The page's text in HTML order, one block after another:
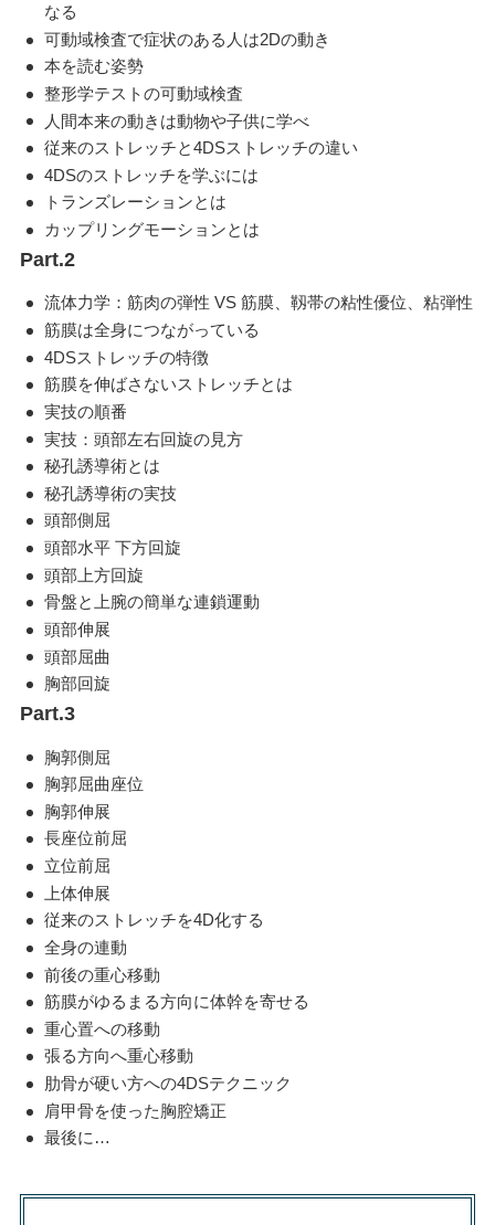
なる
可動域検査で症状のある人は2Dの動き
本を読む姿勢
整形学テストの可動域検査
人間本来の動きは動物や子供に学べ
従来のストレッチと4DSストレッチの違い
4DSのストレッチを学ぶには
トランズレーションとは
カップリングモーションとは
Part.2
流体力学：筋肉の弾性 VS 筋膜、靱帯の粘性優位、粘弾性
筋膜は全身につながっている
4DSストレッチの特徴
筋膜を伸ばさないストレッチとは
実技の順番
実技：頭部左右回旋の見方
秘孔誘導術とは
秘孔誘導術の実技
頭部側屈
頭部水平 下方回旋
頭部上方回旋
骨盤と上腕の簡単な連鎖運動
頭部伸展
頭部屈曲
胸部回旋
Part.3
胸郭側屈
胸郭屈曲座位
胸郭伸展
長座位前屈
立位前屈
上体伸展
従来のストレッチを4D化する
全身の連動
前後の重心移動
筋膜がゆるまる方向に体幹を寄せる
重心置への移動
張る方向へ重心移動
肋骨が硬い方への4DSテクニック
肩甲骨を使った胸腔矯正
最後に…